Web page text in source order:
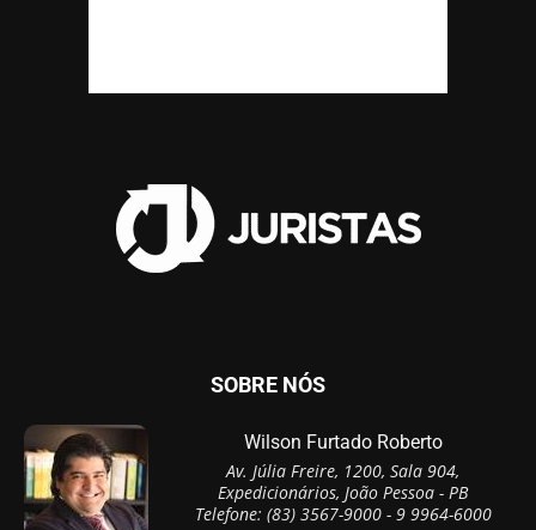
SOBRE NÓS
Wilson Furtado Roberto
Av. Júlia Freire, 1200, Sala 904,
Expedicionários, João Pessoa - PB
Telefone: (83) 3567-9000 - 9 9964-6000